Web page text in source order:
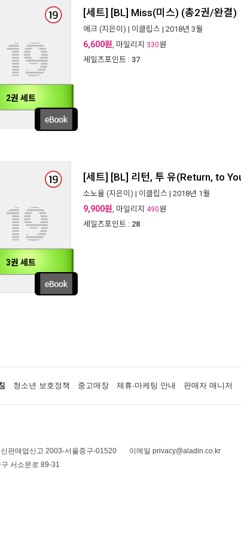
2권 세트
[세트] [BL] Miss(미스) (총2권/완결)
에크 (지은이) | 이클립스 | 2018년 3월
6,600원, 마일리지 330원
세일즈포인트 : 37
3권 세트
[세트] [BL] 리턴, 투 유(Return, to
소노율 (지은이) | 이클립스 | 2018년 1월
9,900원, 마일리지 490원
세일즈포인트 : 28
청소년 보호정책 중고매장 제휴·마케팅 안내 판매자 매니저
판매업신고 2003-서울중구-01520
이메일 privacy@aladin.co.kr
서소문로 89-31